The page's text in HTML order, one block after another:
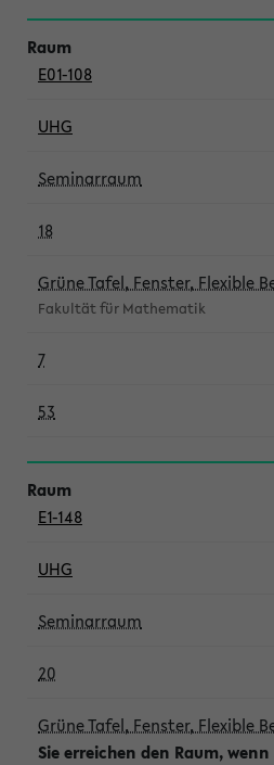
E01-108
UHG
Seminarraum
18
Grüne Tafel, Fenster, Flexible
Fakultät für Mathematik
7
53
E1-148
UHG
Seminarraum
20
Grüne Tafel, Fenster, Flexible
Sie erreichen den Raum,